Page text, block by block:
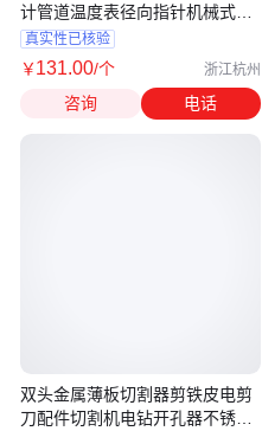
计管道温度表径向指针机械式插
入式
真实性已核验
￥131.00/个 浙江杭州
咨询 电话
双头金属薄板切割器剪铁皮电剪
刀配件切割机电钻开孔器不锈钢